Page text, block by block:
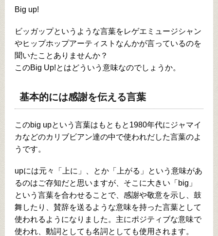
Big up!
ビッガップというような言葉をレゲエミュージシャン
やヒップホップアーティストなんかが言っているのを
聞いたことありませんか？
このBig Up!とはどういう意味なのでしょうか。
基本的には感謝を伝える言葉
このbig upという言葉はもともと1980年代にジャマイ
カなどのカリブビアン達の中で使われだした言葉のよ
うです。
upには元々「上に」、とか「上がる」という意味があ
るのはご存知だと思いますが、そこに大きい「big」
という言葉を合わせることで、感謝や敬意を示し、鼓
舞したり、賛辞を送るような意味を持った言葉として
使われるようになりました。主にポジティブな意味で
使われ、動詞としても名詞としても使用されます。